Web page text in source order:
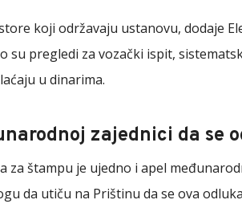
koji održavaju ustanovu, dodaje
su pregledi za vozački ispit,
u dinarima.
zajednici da se
za štampu je ujedno i apel
da utiču na Prištinu da se ova